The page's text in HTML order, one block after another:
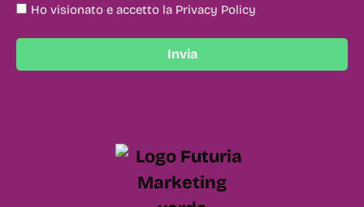
Ho visionato e accetto la Privacy Policy
Invia